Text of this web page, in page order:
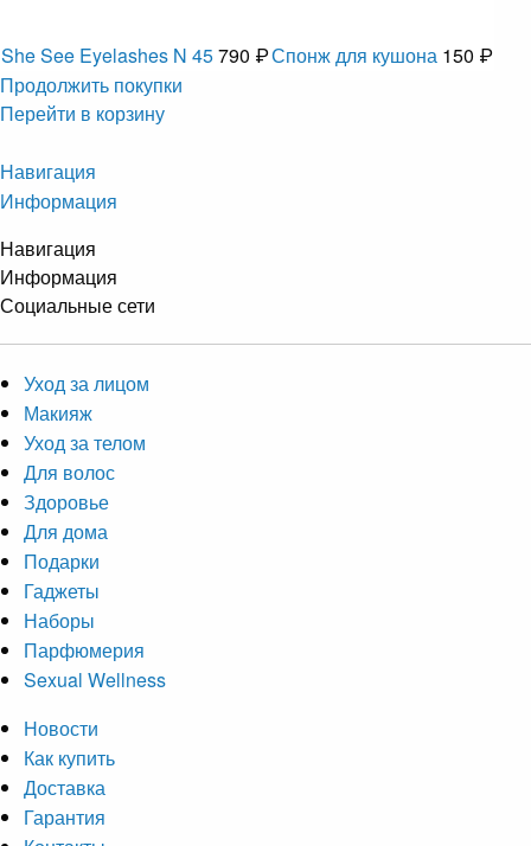
She See Eyelashes N 45790 ₽Спонж для кушона 150 ₽
Продолжить покупки
Перейти в корзину
Навигация
Информация
Навигация
Информация
Социальные сети
Уход за лицом
Макияж
Уход за телом
Для волос
Здоровье
Для дома
Подарки
Гаджеты
Наборы
Парфюмерия
Sexual Wellness
Новости
Как купить
Доставка
Гарантия